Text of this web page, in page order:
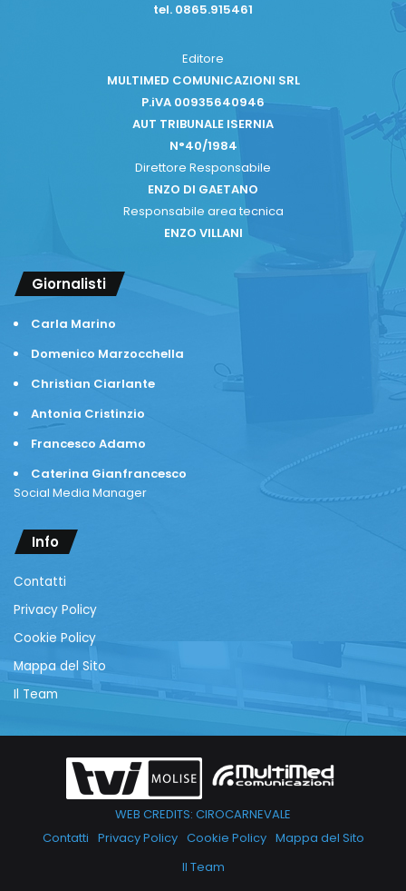
tel. 0865.915461
Editore
MULTIMED COMUNICAZIONI SRL
P.iVA 00935640946
AUT TRIBUNALE ISERNIA
N°40/1984
Direttore Responsabile
ENZO DI GAETANO
Responsabile area tecnica
ENZO VILLANI
Giornalisti
Carla Marino
Domenico Marzocchella
Christian Ciarlante
Antonia Cristinzio
Francesco Adamo
Caterina Gianfrancesco
Social Media Manager
Info
Contatti
Privacy Policy
Cookie Policy
Mappa del Sito
Il Team
WEB CREDITS: CIROCARNEVALE
Contatti Privacy Policy Cookie Policy Mappa del Sito
Il Team